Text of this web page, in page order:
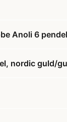
Anoli 6
nordic guld/